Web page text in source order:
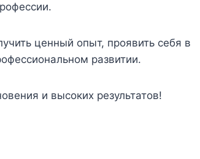
ценный опыт, проявить себя в
развитии.
и высоких результатов!